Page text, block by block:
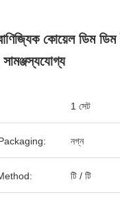
কোয়েল ডিম ডিম
সামঞ্জস্যযোগ্য
1 সেট
নগ্ন
টি / টি